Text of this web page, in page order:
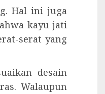
Hal ini juga
kayu jati
serat yang
desain
Walaupun